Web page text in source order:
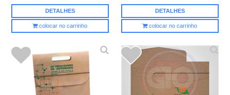
DETALHES
colocar no carrinho
DETALHES
colocar no carrinho